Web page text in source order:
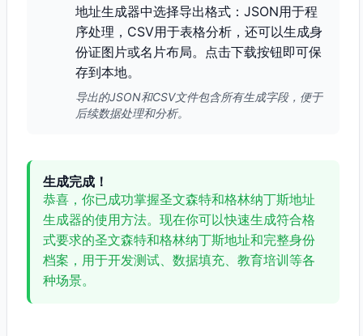
地址生成器中选择导出格式：JSON用于程
序处理，CSV用于表格分析，还可以生成身
份证图片或名片布局。点击下载按钮即可保
存到本地。
导出的JSON和CSV文件包含所有生成字段，便于
后续数据处理和分析。
生成完成！
恭喜，你已成功掌握圣文森特和格林纳丁斯地址
生成器的使用方法。现在你可以快速生成符合格
式要求的圣文森特和格林纳丁斯地址和完整身份
档案，用于开发测试、数据填充、教育培训等各
种场景。